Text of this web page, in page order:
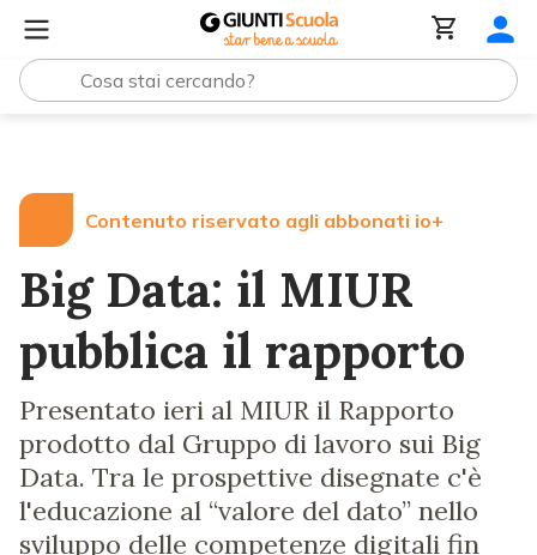
Contenuto riservato agli abbonati io+
Big Data: il MIUR
pubblica il rapporto
Presentato ieri al MIUR il Rapporto
prodotto dal Gruppo di lavoro sui Big
Data. Tra le prospettive disegnate c'è
l'educazione al “valore del dato” nello
sviluppo delle competenze digitali fin